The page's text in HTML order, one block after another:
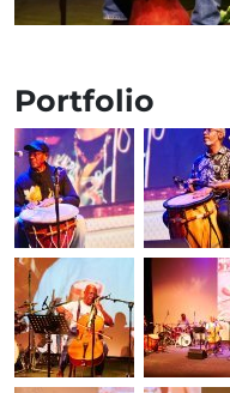
Portfolio